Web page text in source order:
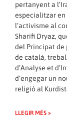
pertanyent a
especialitzar en
l’activisme al
Sharifi Dryaz,
del Principat de
de català,
d’Analyse et
d’engegar un
religió al
LLEGIR MÉS »